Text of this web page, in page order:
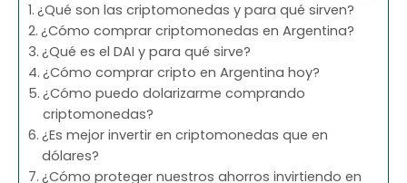
¿Qué son las criptomonedas y para qué sirven?
¿Cómo comprar criptomonedas en Argentina?
¿Qué es el DAI y para qué sirve?
¿Cómo comprar cripto en Argentina hoy?
¿Cómo puedo dolarizarme comprando
criptomonedas?
¿Es mejor invertir en criptomonedas que en
dólares?
¿Cómo proteger nuestros ahorros invirtiendo en